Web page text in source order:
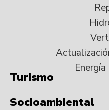
Turismo
Socioambiental